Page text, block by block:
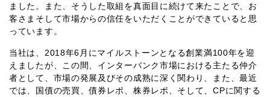
ました。また、そうした取組を真面目に続けて来たことで、お
客さまそして市場からの信任をいただくことができていると思
っています。
当社は、2018年6月にマイルストーンとなる創業満100年を迎
えましたが、この間、インターバンク市場における主たる仲介
者として、市場の発展及びその成熟に深く関わり、また、最近
では、国債の売買、債券レポ、株券レポ、そして、CPに関する